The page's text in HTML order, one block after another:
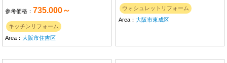
参考価格： 735.000～
キッチンリフォーム
Area：大阪市住吉区
ウォシュレットリフォーム
Area：大阪市東成区